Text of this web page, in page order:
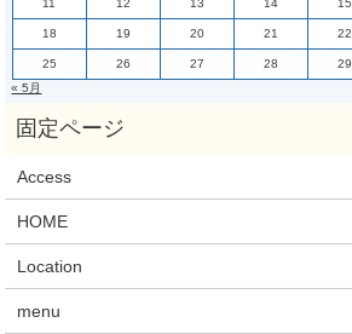
11 12 13 14 15
18 19 20 21 22
25 26 27 28 29
« 5月
Access
HOME
Location
menu